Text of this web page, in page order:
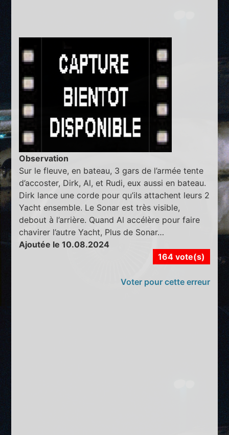
Observation
Sur le fleuve, en bateau, 3 gars de l’armée tente
d’accoster, Dirk, Al, et Rudi, eux aussi en bateau.
Dirk lance une corde pour qu’ils attachent leurs 2
Yacht ensemble. Le Sonar est très visible,
debout à l’arrière. Quand Al accélère pour faire
chavirer l’autre Yacht, Plus de Sonar…
Ajoutée le 10.08.2024
164 vote(s)
Voter pour cette erreur